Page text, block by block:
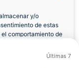
y/o
de estas
comportamiento de
a ciertasÚltimas 7
7 Días